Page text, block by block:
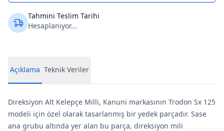
Tahmini Teslim Tarihi
Hesaplanıyor...
Açıklama Teknik Veriler
Direksiyon Alt Kelepçe Milli, Kanuni markasının Trodon Sx 125
modeli için özel olarak tasarlanmış bir yedek parçadır. Sase
ana grubu altında yer alan bu parça, direksiyon mili